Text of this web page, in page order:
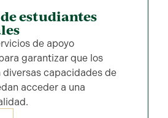
estudiantes
de apoyo
garantizar que los
capacidades de
acceder a una